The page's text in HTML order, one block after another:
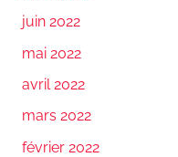
juin 2022
mai 2022
avril 2022
mars 2022
février 2022